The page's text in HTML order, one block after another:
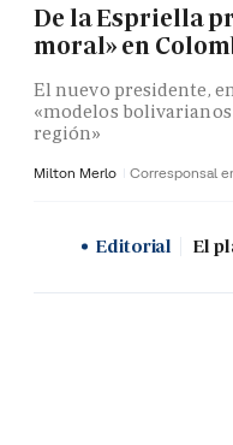
De la Espriella
moral» en
El nuevo presidente,
«modelos
región»
Milton Merlo Corresponsal
Editorial El